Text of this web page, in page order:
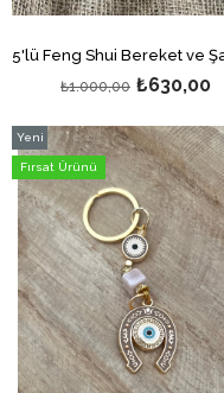
₺630,00
₺1.000,00
Yeni
Ürün
Fırsat Ürünü